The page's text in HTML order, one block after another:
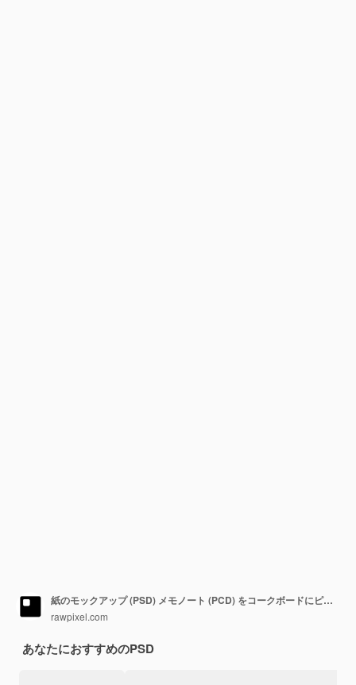
紙のモックアップ (PSD) メモノート (PCD) をコークボードにピンで貼り付けました
rawpixel.com
あなたにおすすめのPSD